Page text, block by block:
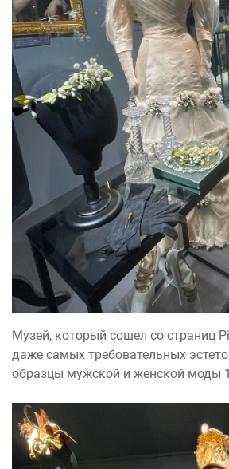
Музей, который сошел со страниц
даже самых требовательных
образцы мужской и женской моды